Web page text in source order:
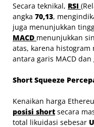
Secara teknikal, RSI
angka 70,13,
juga menunjukkan
MACD menunjukkan
atas, karena
antara garis MACD
Short Squeeze
Kenaikan harga
posisi short secara
total likuidasi sebesar